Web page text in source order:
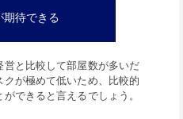
期待できる
と比較して部屋数が多いだ
が極めて低いため、比較的
できると言えるでしょう。